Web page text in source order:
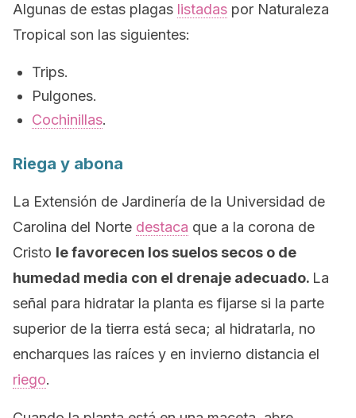
Algunas de estas plagas listadas por Naturaleza
Tropical son las siguientes:
Trips.
Pulgones.
Cochinillas.
Riega y abona
La Extensión de Jardinería de la Universidad de
Carolina del Norte destaca que a la corona de
Cristo le favorecen los suelos secos o de
humedad media con el drenaje adecuado. La
señal para hidratar la planta es fijarse si la parte
superior de la tierra está seca; al hidratarla, no
encharques las raíces y en invierno distancia el
riego.